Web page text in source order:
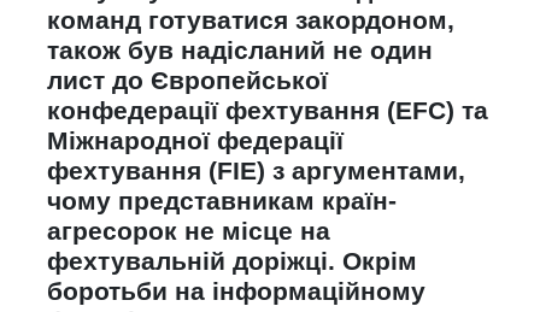
команд готуватися закордоном,
також був надісланий не один
лист до Європейської
конфедерації фехтування (EFC) та
Міжнародної федерації
фехтування (FIE) з аргументами,
чому представникам країн-
агресорок не місце на
фехтувальній доріжці. Окрім
боротьби на інформаційному